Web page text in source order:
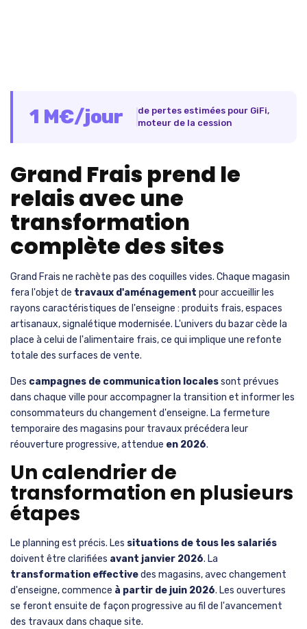
1 M€/jour
de pertes estimées pour GiFi,
moteur de la cession
Grand Frais prend le
relais avec une
transformation
complète des sites
Grand Frais ne rachète pas des coquilles vides. Chaque magasin
fera l'objet de travaux d'aménagement pour accueillir les
rayons caractéristiques de l'enseigne : produits frais, espaces
artisanaux, signalétique modernisée. L'univers du bazar cède la
place à celui de l'alimentaire frais, ce qui implique une refonte
totale des surfaces de vente.
Des campagnes de communication localessont prévues
dans chaque ville pour accompagner la transition et informer les
consommateurs du changement d'enseigne. La fermeture
temporaire des magasins pour travaux précédera leur
réouverture progressive, attendue en 2026.
Un calendrier de
transformation en plusieurs
étapes
Le planning est précis. Les situations de tous les salariés
doivent être clarifiées avant janvier 2026. La
transformation effectivedes magasins, avec changement
d'enseigne, commence à partir de juin 2026. Les ouvertures
se feront ensuite de façon progressive au fil de l'avancement
des travaux dans chaque site.